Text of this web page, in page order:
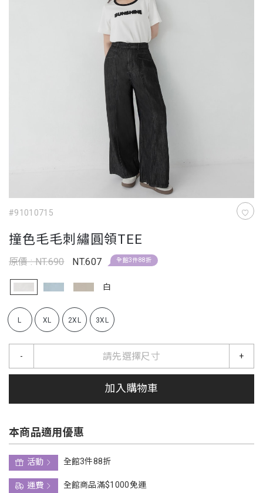
#91010715
撞色毛毛刺繡圓領TEE
原價 : NT.690 NT.607 全館3件88折
白
L XL 2XL 3XL
請先選擇尺寸
- +
加入購物車
本商品適用優惠
活動
全館3件88折
運費
全館商品滿$1000免運